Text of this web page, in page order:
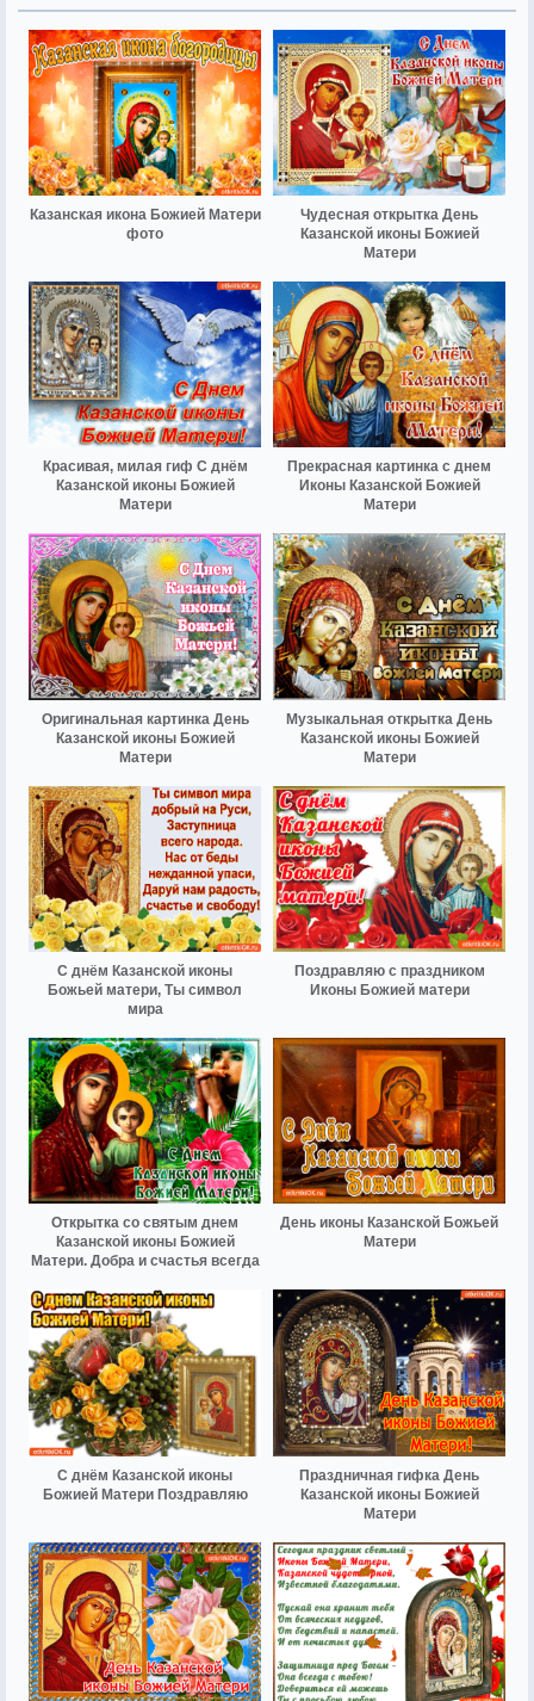
Казанская икона Божией Матери
фото
Чудесная открытка День
Казанской иконы Божией
Матери
Красивая, милая гиф С днём
Казанской иконы Божией
Матери
Прекрасная картинка с днем
Иконы Казанской Божией
Матери
Оригинальная картинка День
Казанской иконы Божией
Матери
Музыкальная открытка День
Казанской иконы Божией
Матери
С днём Казанской иконы
Божьей матери, Ты символ
мира
Поздравляю с праздником
Иконы Божией матери
Открытка со святым днем
Казанской иконы Божией
Матери. Добра и счастья всегда
День иконы Казанской Божьей
Матери
С днём Казанской иконы
Божией Матери Поздравляю
Праздничная гифка День
Казанской иконы Божией
Матери